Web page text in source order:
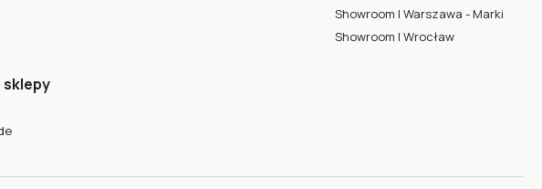
Showroom | Warszawa - Marki
Showroom | Wrocław
sklepy